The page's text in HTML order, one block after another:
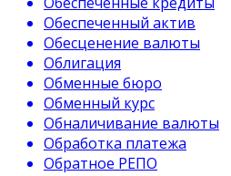
Обеспеченный актив
Обесценение валюты
Облигация
Обменные бюро
Обменный курс
Обналичивание валюты
Обработка платежа
Обратное РЕПО